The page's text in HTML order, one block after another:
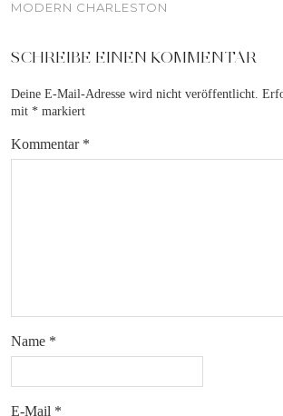
MODERN CHARLESTON
SCHREIBE EINEN KOMMENTAR
Deine E-Mail-Adresse wird nicht veröffentlicht.
mit * markiert
Kommentar *
Name *
E-Mail *